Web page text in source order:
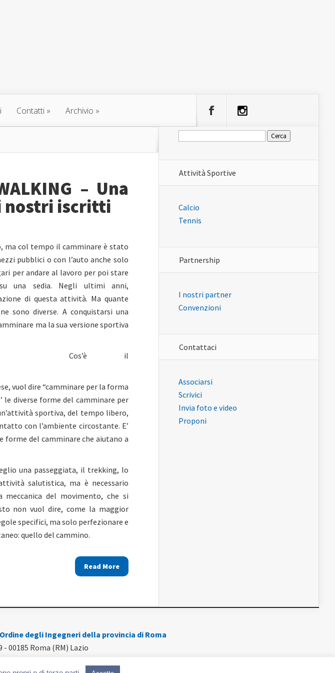
Contatti » Archivio »
– Una
nostri iscritti
ma col tempo il camminare è stato
pubblici o con l’auto anche solo
per andare al lavoro per poi stare
una sedia. Negli ultimi anni,
di questa attività. Ma quante
sono diverse. A conquistarsi una
ma la sua versione sportiva
Cos’è il
vuol dire “camminare per la forma
le diverse forme del camminare per
sportiva, del tempo libero,
con l’ambiente circostante. E’
del camminare che aiutano a
una passeggiata, il trekking, lo
salutistica, ma è necessario
meccanica del movimento, che si
non vuol dire, come la maggior
specifici, ma solo perfezionare e
quello del cammino.
Read More
Ricerca
Attività Sportive
Calcio
Tennis
Partnership
I nostri partner
Convenzioni
Contattaci
Associarsi
Scrivici
Invia foto e video
Proponi
degli Ingegneri della provincia di Roma
00185 Roma (RM) Lazio